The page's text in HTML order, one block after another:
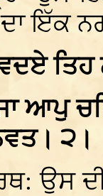
ਦਾ ਇੱਕ
ਤਿਹ
ਆਪੁ
੨।
ਉਸ